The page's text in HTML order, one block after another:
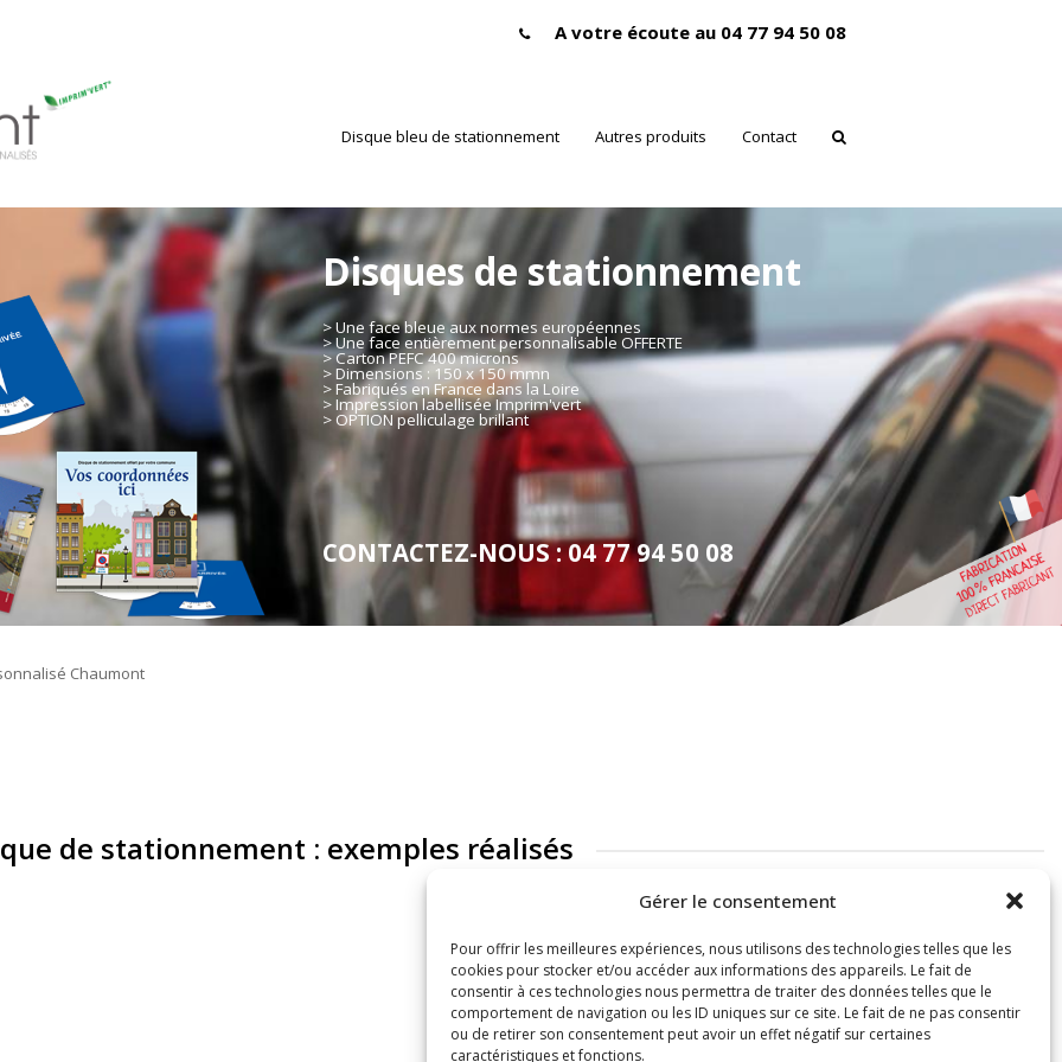
Gérer le consentement
Pour offrir les meilleures expériences, nous utilisons des technologies telles que les
cookies pour stocker et/ou accéder aux informations des appareils. Le fait de
consentir à ces technologies nous permettra de traiter des données telles que le
comportement de navigation ou les ID uniques sur ce site. Le fait de ne pas consentir
ou de retirer son consentement peut avoir un effet négatif sur certaines
caractéristiques et fonctions.
A votre écoute au 04 77 94 50 08
Disque bleu de stationnement Autres produits Contact
Disques de stationnement
> Une face bleue aux normes européennes
> Une face entièrement personnalisable OFFERTE
> Carton PEFC 400 microns
> Dimensions : 150 x 150 mmn
> Fabriqués en France dans la Loire
> Impression labellisée Imprim'vert
> OPTION pelliculage brillant
CONTACTEZ-NOUS : 04 77 94 50 08
de stationnement : exemples réalisés